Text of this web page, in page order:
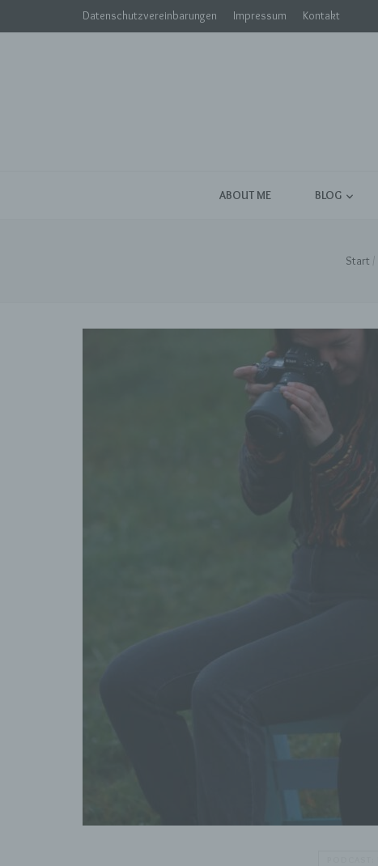
Datenschutzvereinbarungen Impressum Kontakt
ABOUT ME BLOG
Start /